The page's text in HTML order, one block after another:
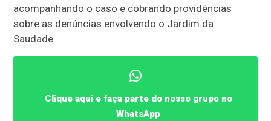
acompanhando o caso e cobrando providências
sobre as denúncias envolvendo o Jardim da
Saudade.
Clique aqui e faça parte do nosso grupo no
WhatsApp